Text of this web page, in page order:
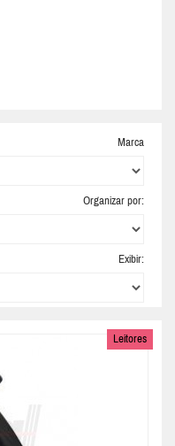
Marca
Organizar por:
Exibir:
Leitores